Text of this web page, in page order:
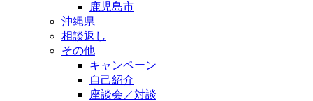
鹿児島市
沖縄県
相談返し
その他
キャンペーン
自己紹介
座談会／対談